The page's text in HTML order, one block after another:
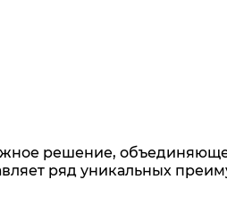
решение,
ряд уникальных